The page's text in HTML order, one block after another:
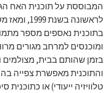
המבוססת על תוכנית האח
בתוכנית נאספים מספר
ומוכנסים למרחב מגורים
בזמן שהותם בבית, מצולמים
והתוכנית מאפשרת צפייה
טלוויזיה ייעודי) או כתוכנית